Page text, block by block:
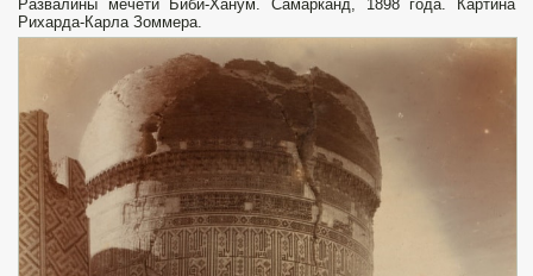
Развалины мечети Биби-Ханум. Самарканд, 1898 года. Картина
Рихарда-Карла Зоммера.